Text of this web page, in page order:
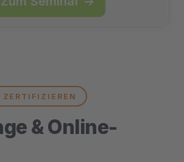
& Online-